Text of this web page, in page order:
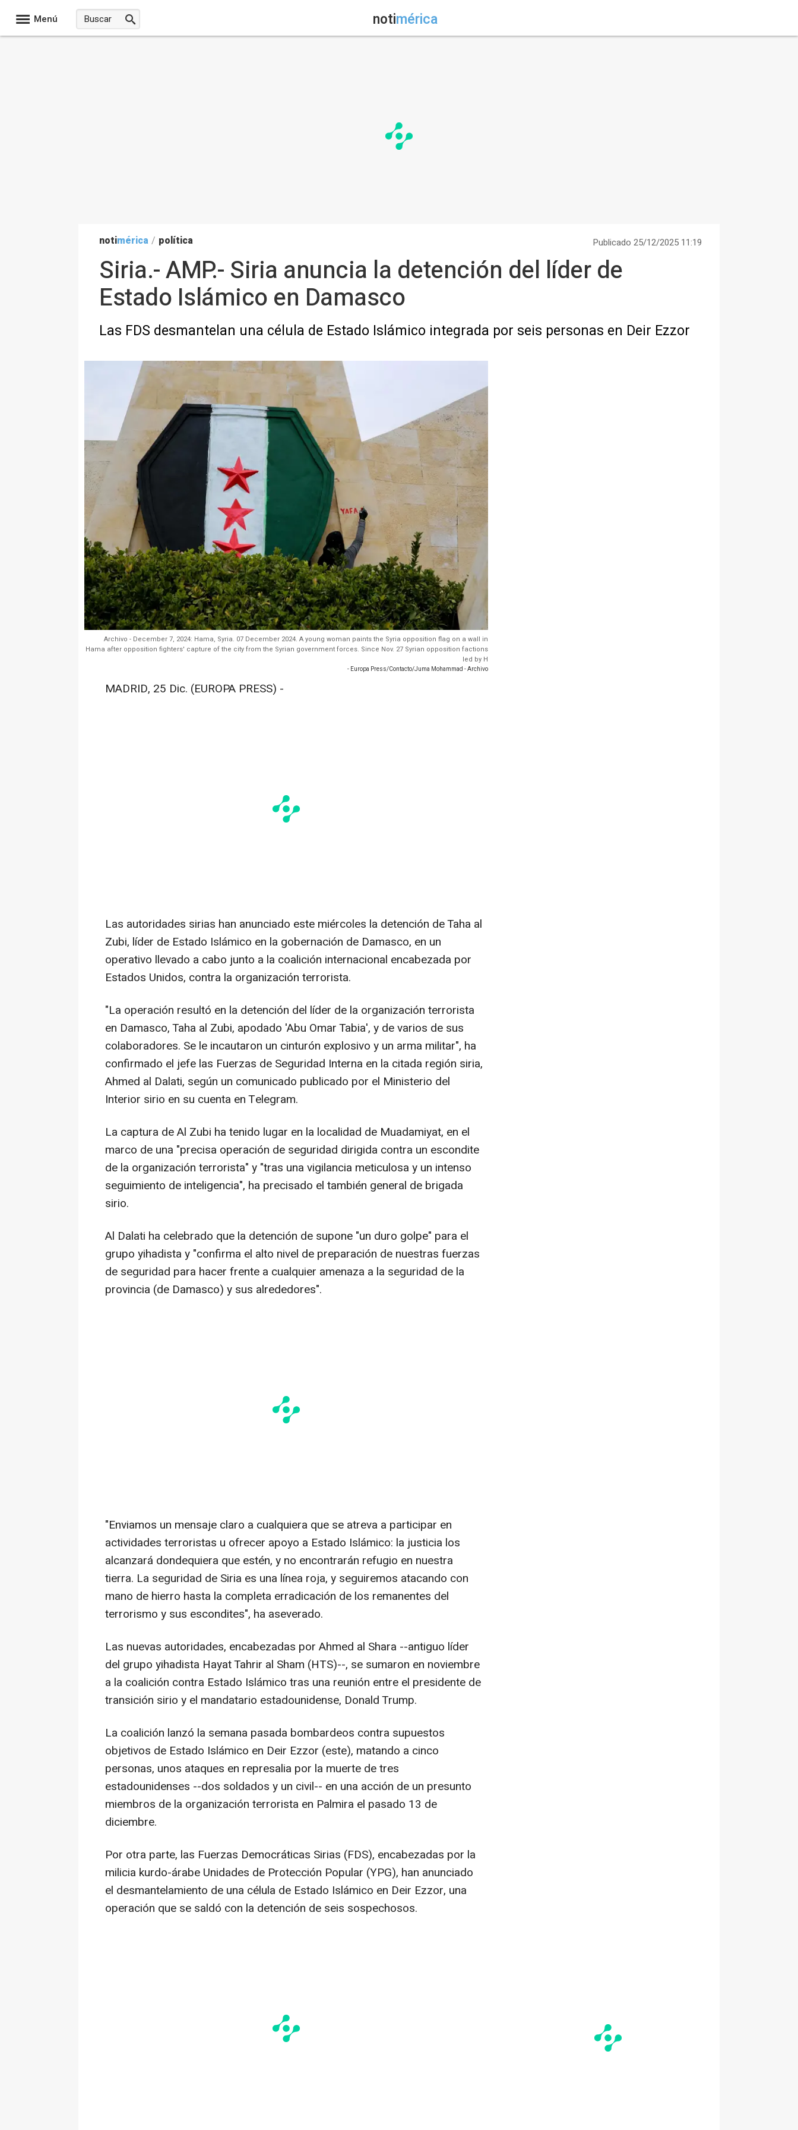
Menú notimérica
notimérica / política Publicado 25/12/2025 11:19
Siria.- AMP.- Siria anuncia la detención del líder de
Estado Islámico en Damasco
Las FDS desmantelan una célula de Estado Islámico integrada por seis personas en Deir Ezzor
Archivo - December 7, 2024: Hama, Syria. 07 December 2024. A young woman paints the Syria opposition flag on a wall in
Hama after opposition fighters' capture of the city from the Syrian government forces. Since Nov. 27 Syrian opposition factions
led by H
- Europa Press/Contacto/Juma Mohammad - Archivo
MADRID, 25 Dic. (EUROPA PRESS) -
Las autoridades sirias han anunciado este miércoles la detención de Taha al
Zubi, líder de Estado Islámico en la gobernación de Damasco, en un
operativo llevado a cabo junto a la coalición internacional encabezada por
Estados Unidos, contra la organización terrorista.
"La operación resultó en la detención del líder de la organización terrorista
en Damasco, Taha al Zubi, apodado 'Abu Omar Tabia', y de varios de sus
colaboradores. Se le incautaron un cinturón explosivo y un arma militar", ha
confirmado el jefe las Fuerzas de Seguridad Interna en la citada región siria,
Ahmed al Dalati, según un comunicado publicado por el Ministerio del
Interior sirio en su cuenta en Telegram.
La captura de Al Zubi ha tenido lugar en la localidad de Muadamiyat, en el
marco de una "precisa operación de seguridad dirigida contra un escondite
de la organización terrorista" y "tras una vigilancia meticulosa y un intenso
seguimiento de inteligencia", ha precisado el también general de brigada
sirio.
Al Dalati ha celebrado que la detención de supone "un duro golpe" para el
grupo yihadista y "confirma el alto nivel de preparación de nuestras fuerzas
de seguridad para hacer frente a cualquier amenaza a la seguridad de la
provincia (de Damasco) y sus alrededores".
"Enviamos un mensaje claro a cualquiera que se atreva a participar en
actividades terroristas u ofrecer apoyo a Estado Islámico: la justicia los
alcanzará dondequiera que estén, y no encontrarán refugio en nuestra
tierra. La seguridad de Siria es una línea roja, y seguiremos atacando con
mano de hierro hasta la completa erradicación de los remanentes del
terrorismo y sus escondites", ha aseverado.
Las nuevas autoridades, encabezadas por Ahmed al Shara --antiguo líder
del grupo yihadista Hayat Tahrir al Sham (HTS)--, se sumaron en noviembre
a la coalición contra Estado Islámico tras una reunión entre el presidente de
transición sirio y el mandatario estadounidense, Donald Trump.
La coalición lanzó la semana pasada bombardeos contra supuestos
objetivos de Estado Islámico en Deir Ezzor (este), matando a cinco
personas, unos ataques en represalia por la muerte de tres
estadounidenses --dos soldados y un civil-- en una acción de un presunto
miembros de la organización terrorista en Palmira el pasado 13 de
diciembre.
Por otra parte, las Fuerzas Democráticas Sirias (FDS), encabezadas por la
milicia kurdo-árabe Unidades de Protección Popular (YPG), han anunciado
el desmantelamiento de una célula de Estado Islámico en Deir Ezzor, una
operación que se saldó con la detención de seis sospechosos.